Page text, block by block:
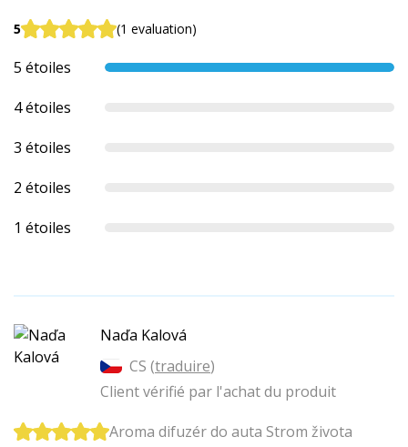
5 (1 evaluation)
5 étoiles
4 étoiles
3 étoiles
2 étoiles
1 étoiles
Naďa Kalová
CS (traduire)
Client vérifié par l'achat du produit
Aroma difuzér do auta Strom života